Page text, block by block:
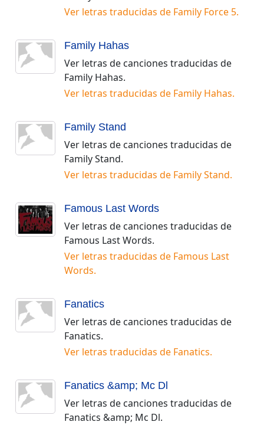
Ver letras traducidas de Family Force 5.
Family Hahas
Ver letras de canciones traducidas de
Family Hahas.
Ver letras traducidas de Family Hahas.
Family Stand
Ver letras de canciones traducidas de
Family Stand.
Ver letras traducidas de Family Stand.
Famous Last Words
Ver letras de canciones traducidas de
Famous Last Words.
Ver letras traducidas de Famous Last
Words.
Fanatics
Ver letras de canciones traducidas de
Fanatics.
Ver letras traducidas de Fanatics.
Fanatics &amp; Mc Dl
Ver letras de canciones traducidas de
Fanatics &amp; Mc Dl.